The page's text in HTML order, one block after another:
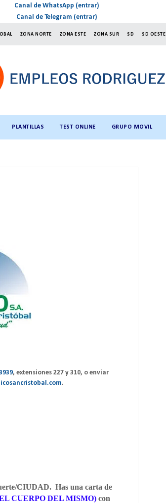
Canal de WhatsApp (entrar)
Canal de Telegram (entrar)
ZONA NORTE ZONA ESTE ZONA SUR SD SD OESTE
PLANTILLAS TEST ONLINE GRUPO MOVIL
, extensiones 227 y 310, o enviar
.
CIUDAD. Has una carta de
CUERPO DEL MISMO) con